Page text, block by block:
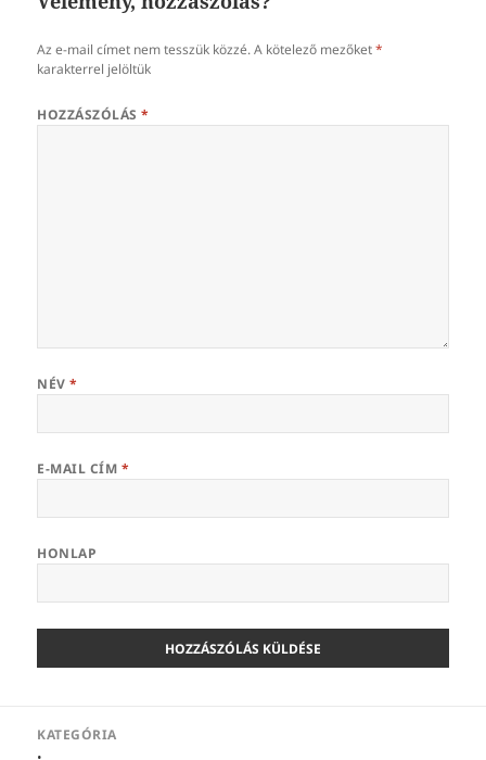
Az e-mail címet nem tesszük közzé. A kötelező mezőket*
karakterrel jelöltük
HOZZÁSZÓLÁS*
NÉV*
E-MAIL CÍM *
HONLAP
navigációKATEGÓRIA